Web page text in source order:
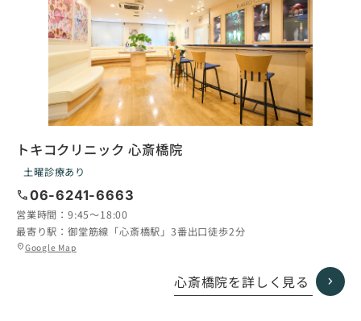
トキコクリニック 心斎橋院
土曜診療あり
call06-6241-6663
営業時間： 9:45〜18:00
最寄り駅： 御堂筋線「心斎橋駅」3番出口徒歩2分
location_onGoogle Map
グ
心斎橋院を詳しく見る